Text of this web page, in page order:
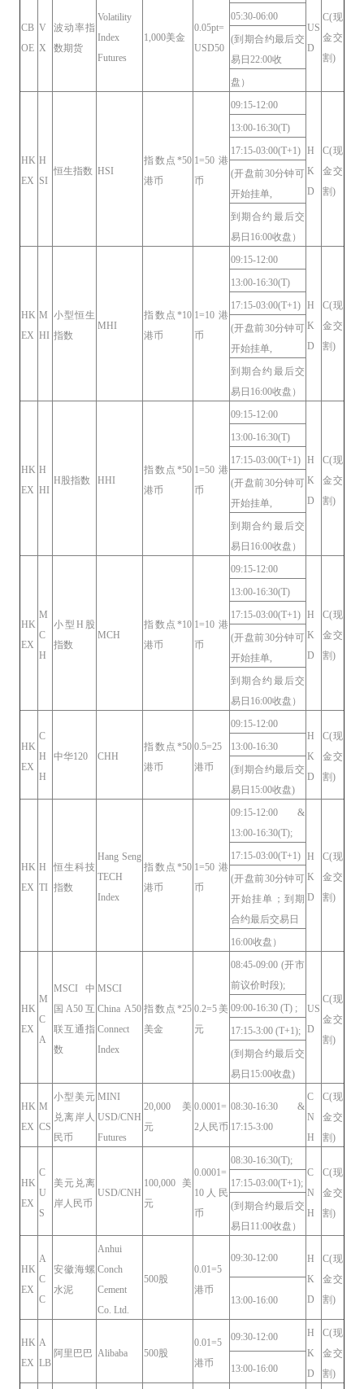
CB
OE
V
X
波动率指
数期货
Volatility
Index
Futures
1,000美金
0.05pt=
USD50
US
D
C(现
金交
割)
05:30-06:00
(到期合约最后交
易日22:00收
盘）
HK
EX
H
SI
恒生指数 HSI
指数点*50
港币
1=50港
币
09:15-12:00
H
K
D
C(现
金交
割)
13:00-16:30(T)
17:15-03:00(T+1)
(开盘前30分钟可
开始挂单,
到期合约最后交
易日16:00收盘）
HK
EX
M
HI
小型恒生
指数
MHI
指数点*10
港币
1=10港
币
09:15-12:00
H
K
D
C(现
金交
割)
13:00-16:30(T)
17:15-03:00(T+1)
(开盘前30分钟可
开始挂单,
到期合约最后交
易日16:00收盘）
HK
EX
H
HI
H股指数 HHI
指数点*50
港币
1=50港
币
09:15-12:00
H
K
D
C(现
金交
割)
13:00-16:30(T)
17:15-03:00(T+1)
(开盘前30分钟可
开始挂单,
到期合约最后交
易日16:00收盘）
HK
EX
M
C
H
小型H股
指数
MCH
指数点*10
港币
1=10港
币
09:15-12:00
H
K
D
C(现
金交
割)
13:00-16:30(T)
17:15-03:00(T+1)
(开盘前30分钟可
开始挂单,
到期合约最后交
易日16:00收盘）
HK
EX
C
H
H
中华120 CHH
指数点*50
港币
0.5=25
港币
09:15-12:00
H
K
D
C(现
金交
割)
13:00-16:30
(到期合约最后交
易日15:00收盘)
HK
EX
H
TI
恒生科技
指数
Hang Seng
TECH
Index
指数点*50
港币
1=50港
币
09:15-12:00 &
13:00-16:30(T);
H
K
D
C(现
金交
割)
17:15-03:00(T+1)
(开盘前30分钟可
开始挂单；到期
合约最后交易日
16:00收盘）
HK
EX
M
C
A
MSCI中
国A50互
联互通指
数
MSCI
China A50
Connect
Index
指数点*25
美金
0.2=5美
元
08:45-09:00 (开市
前议价时段);
US
D
C(现
金交
割)
09:00-16:30 (T) ;
17:15-3:00 (T+1);
(到期合约最后交
易日15:00收盘)
HK
EX
M
CS
小型美元
兑离岸人
民币
MINI
USD/CNH
Futures
20,000 美
元
0.0001=
2人民币
08:30-16:30 &
17:15-3:00
C
N
H
C(现
金交
割)
HK
EX
C
U
S
美元兑离
岸人民币
USD/CNH
100,000 美
元
0.0001=
10人民
币
08:30-16:30(T);
C
N
H
C(现
金交
割)
17:15-03:00(T+1);
(到期合约最后交
易日11:00收盘）
HK
EX
A
C
C
安徽海螺
水泥
Anhui
Conch
Cement
Co. Ltd.
500股
0.01=5
港币
09:30-12:00
H
K
D
C(现
金交
割)
13:00-16:00
HK
EX
A
LB
阿里巴巴 Alibaba 500股
0.01=5
港币
09:30-12:00
H
K
D
C(现
金交
割)
13:00-16:00